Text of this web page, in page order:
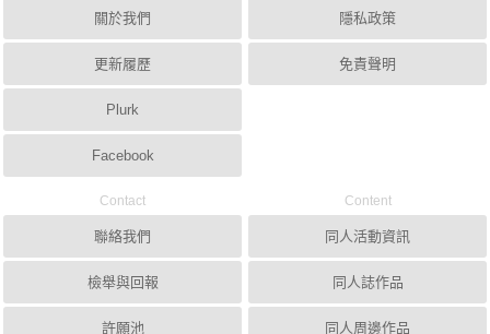
關於我們
更新履歷
Plurk
Facebook
隱私政策
免責聲明
Contact
聯絡我們
檢舉與回報
許願池
Content
同人活動資訊
同人誌作品
同人周邊作品